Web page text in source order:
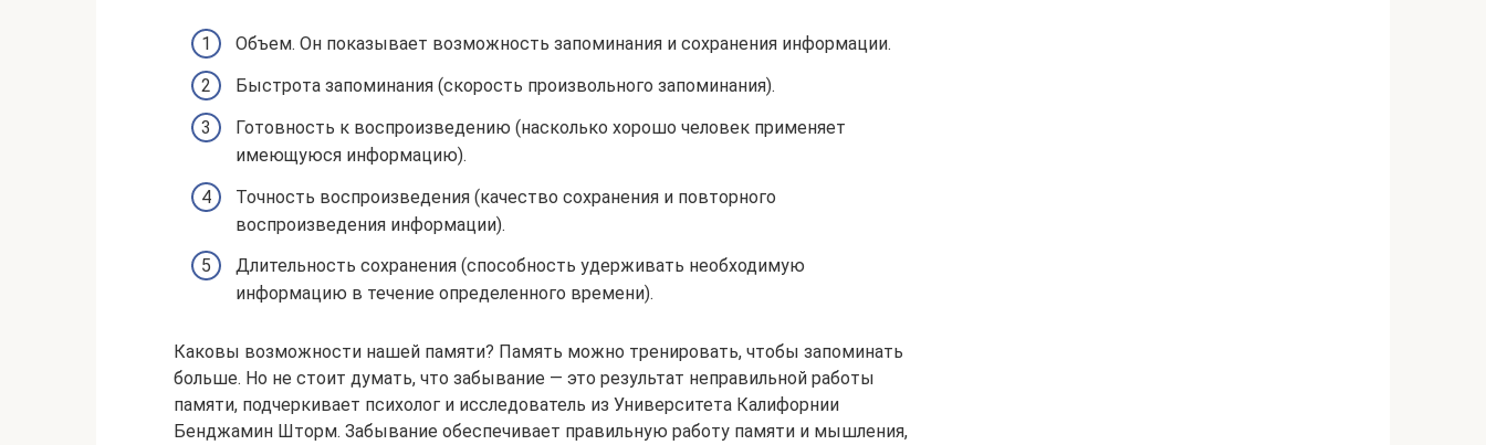
Объем. Он показывает возможность запоминания и сохранения информации.
Быстрота запоминания (скорость произвольного запоминания).
Готовность к воспроизведению (насколько хорошо человек применяет
имеющуюся информацию).
Точность воспроизведения (качество сохранения и повторного
воспроизведения информации).
Длительность сохранения (способность удерживать необходимую
информацию в течение определенного времени).
Каковы возможности нашей памяти? Память можно тренировать, чтобы запоминать
больше. Но не стоит думать, что забывание — это результат неправильной работы
памяти, подчеркивает психолог и исследователь из Университета Калифорнии
Бенджамин Шторм. Забывание обеспечивает правильную работу памяти и мышления,